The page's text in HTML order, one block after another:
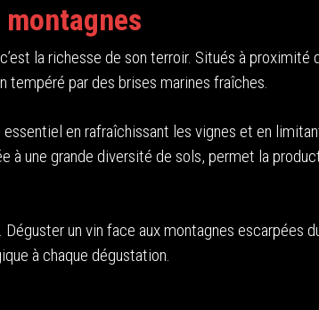
la richesse de son terroir. Situés à proximité
tempéré par des brises marines fraîches.
essentiel en rafraîchissant les vignes et en
une grande diversité de sols, permet la
un vin face aux montagnes escarpées
à chaque dégustation.